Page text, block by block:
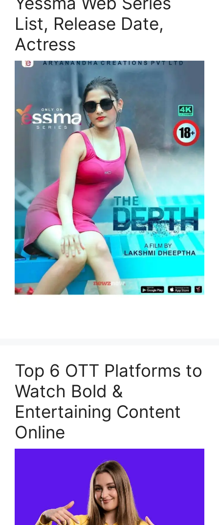
List, Release Date,
Actress
Top 6 OTT Platforms to
Watch Bold &
Entertaining Content
Online